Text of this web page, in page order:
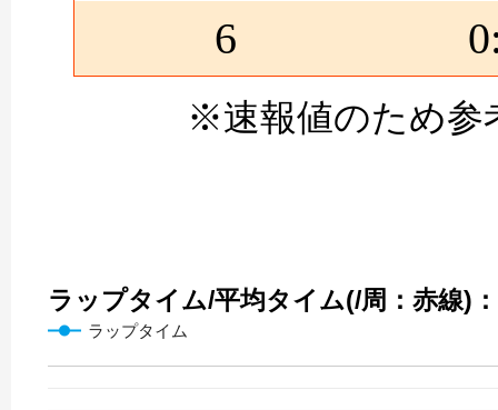
6
※速報値のため参
ラップタイム/平均タイム(/周：赤線)
ラップタイム